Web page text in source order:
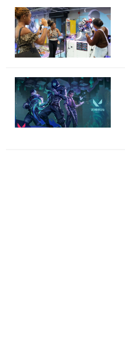
o
o
k